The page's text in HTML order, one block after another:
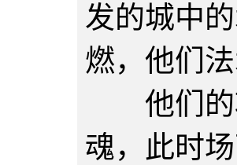
发的城中
燃，他们
他们的
魂，此时